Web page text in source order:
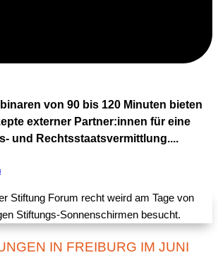
von 90 bis 120 Minuten bieten
externer Partner:innen für eine
und Rechtsstaatsvermittlung....
IN FREIBURG IM JUNI